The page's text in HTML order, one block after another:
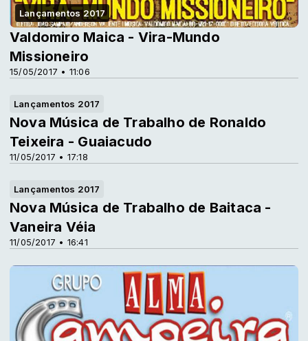
Lançamentos 2017
15/05/2017 • 11:06
Valdomiro Maica - Vira-Mundo
Missioneiro
Lançamentos 2017
11/05/2017 • 17:18
Nova Música de Trabalho de Ronaldo
Teixeira - Guaiacudo
Lançamentos 2017
11/05/2017 • 16:41
Nova Música de Trabalho de Baitaca -
Vaneira Véia